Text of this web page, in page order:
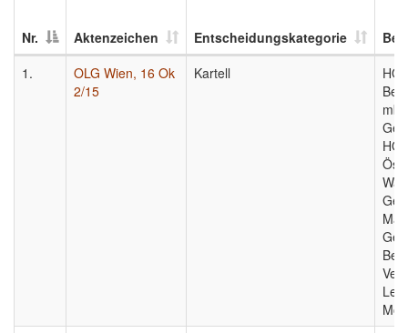
Nr. Aktenzeichen Entscheidungskategorie
1.
OLG Wien, 16 Ok
2/15
Kartell